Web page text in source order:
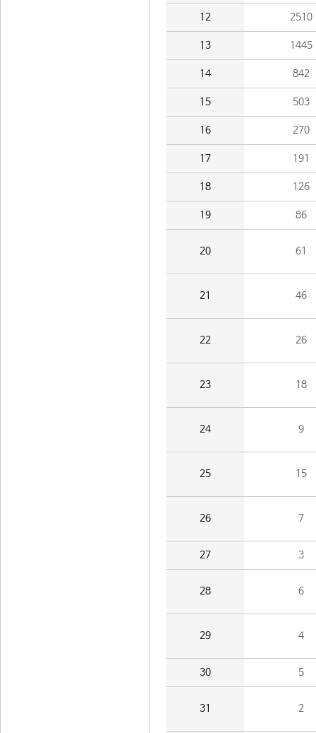
12 2510
13 1445
14 842
15 503
16 270
17 191
18 126
19 86
20 61
21 46
22 26
23 18
24 9
25 15
26 7
27 3
28 6
29 4
30 5
31 2